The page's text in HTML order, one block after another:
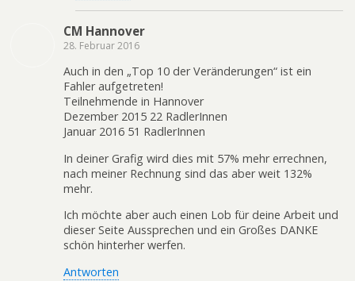
CM Hannover
28. Februar 2016
Auch in den „Top 10 der Veränderungen“ ist ein
Fahler aufgetreten!
Teilnehmende in Hannover
Dezember 2015 22 RadlerInnen
Januar 2016 51 RadlerInnen
In deiner Grafig wird dies mit 57% mehr errechnen,
nach meiner Rechnung sind das aber weit 132%
mehr.
Ich möchte aber auch einen Lob für deine Arbeit und
dieser Seite Aussprechen und ein Großes DANKE
schön hinterher werfen.
Antworten